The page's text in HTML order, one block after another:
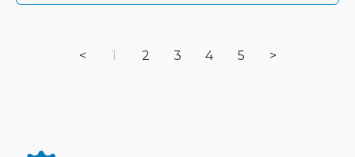
< 1 2 3 4 5 >